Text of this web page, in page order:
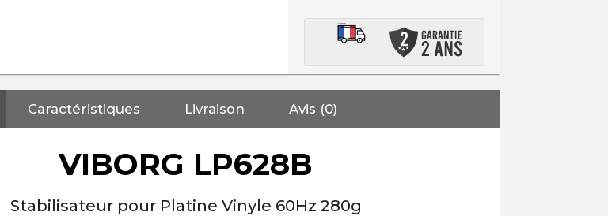
Caractéristiques Livraison Avis (0)
VIBORG LP628B
Stabilisateur pour Platine Vinyle 60Hz 280g